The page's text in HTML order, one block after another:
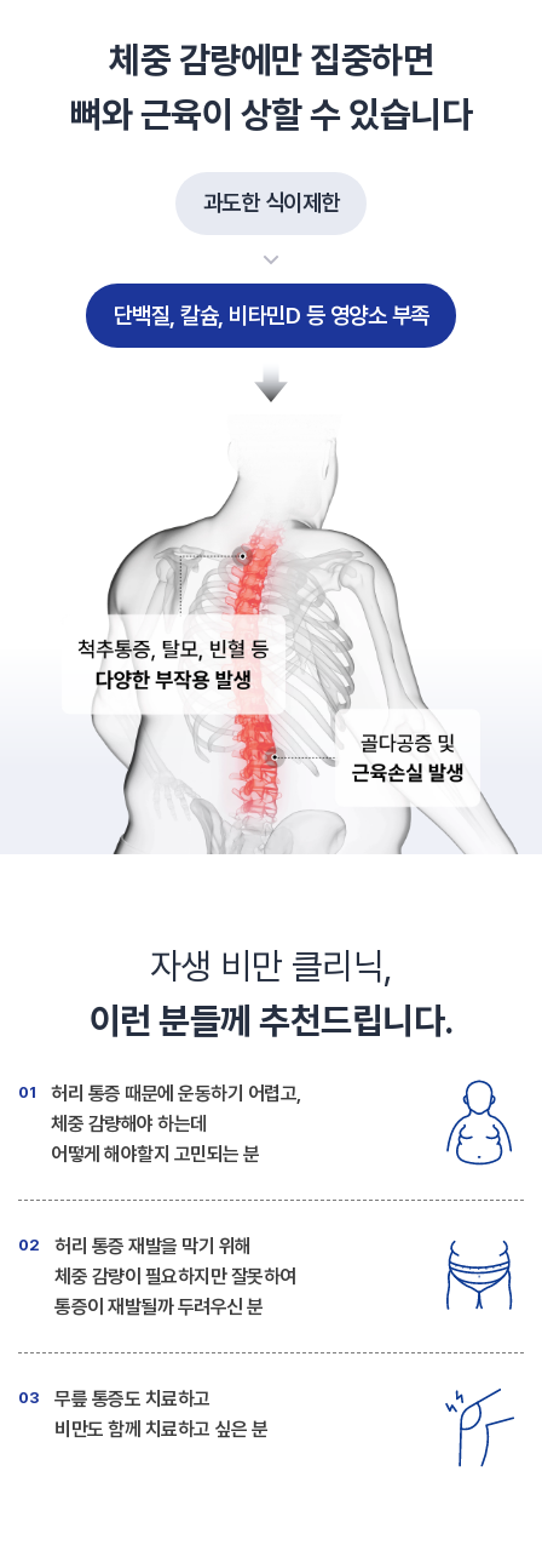
체중 감량에만 집중하면
뼈와 근육이 상할 수 있습니다
과도한 식이제한
단백질, 칼슘, 비타민D 등 영양소 부족
자생 비만 클리닉,
이런 분들께 추천드립니다.
01
허리 통증 때문에 운동하기 어렵고,
체중 감량해야 하는데
어떻게 해야할지 고민되는 분
02
허리 통증 재발을 막기 위해
체중 감량이 필요하지만잘못하여
통증이 재발될까 두려우신 분
03
무릎 통증도 치료하고
비만도 함께 치료하고 싶은 분